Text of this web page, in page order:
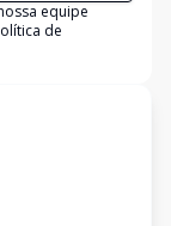
equipe
de